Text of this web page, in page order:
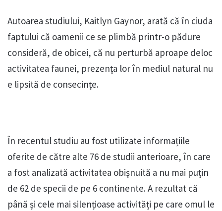
Autoarea studiului, Kaitlyn Gaynor, arată că în ciuda
faptului că oamenii ce se plimbă printr-o pădure
consideră, de obicei, că nu perturbă aproape deloc
activitatea faunei, prezența lor în mediul natural nu
e lipsită de consecințe.
În recentul studiu au fost utilizate informațiile
oferite de către alte 76 de studii anterioare, în care
a fost analizată activitatea obișnuită a nu mai puțin
de 62 de specii de pe 6 continente. A rezultat că
până și cele mai silențioase activități pe care omul le